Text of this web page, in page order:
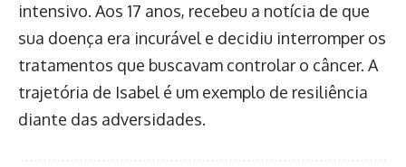
intensivo. Aos 17 anos, recebeu a notícia de que
sua doença era incurável e decidiu interromper os
tratamentos que buscavam controlar o câncer. A
trajetória de Isabel é um exemplo de resiliência
diante das adversidades.